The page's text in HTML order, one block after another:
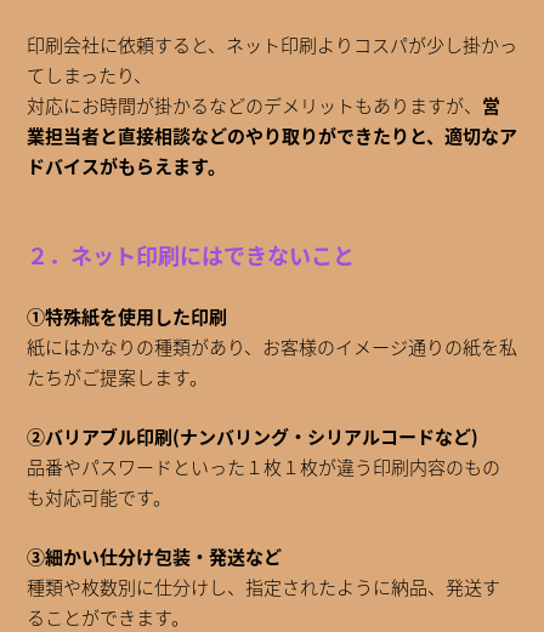
印刷会社に依頼すると、ネット印刷よりコスパが少し掛かっ
てしまったり、
対応にお時間が掛かるなどのデメリットもありますが、 営
業担当者と直接相談などのやり取りができたりと、適切なア
ドバイスがもらえます。
２．ネット印刷にはできないこと
①特殊紙を使用した印刷
紙にはかなりの種類があり、お客様のイメージ通りの紙を私
たちがご提案します。
②バリアブル印刷(ナンバリング・シリアルコードなど)
品番やパスワードといった１枚１枚が違う印刷内容のもの
も対応可能です。
③細かい仕分け包装・発送など
種類や枚数別に仕分けし、指定されたように納品、発送す
ることができます。